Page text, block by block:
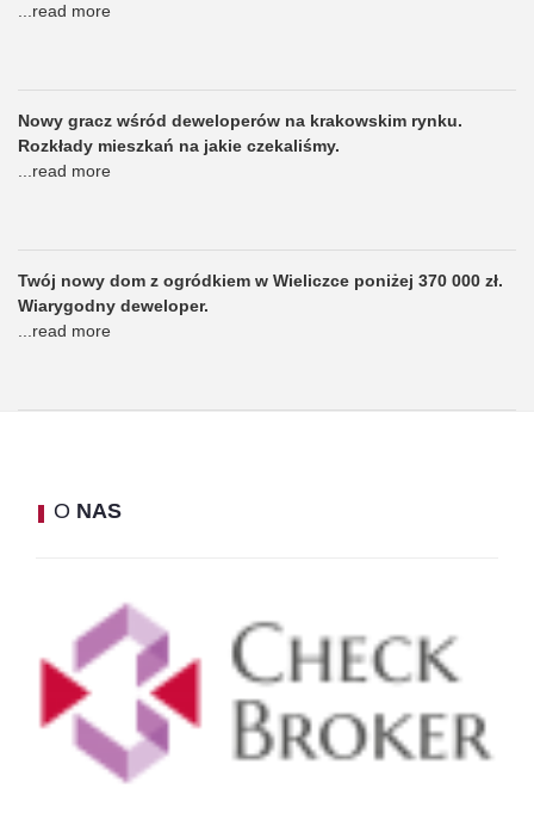
read more
Nowy gracz wśród deweloperów na krakowskim rynku.
Rozkłady mieszkań na jakie czekaliśmy.
read more
Twój nowy dom z ogródkiem w Wieliczce poniżej 370 000 zł.
Wiarygodny deweloper.
read more
O NAS